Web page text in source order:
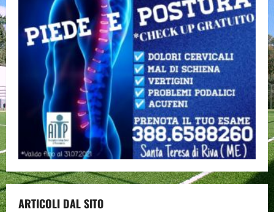
ARTICOLI DAL SITO